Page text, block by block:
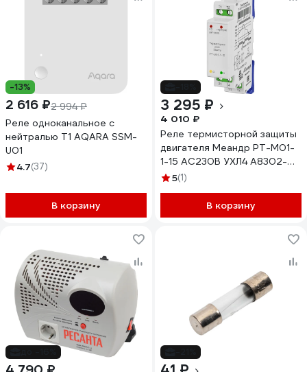
-13%
2 616 ₽2 994 ₽
Реле одноканальное с
нейтралью Т1 AQARA SSM-
U01
4.7(37)
В корзину
3 295 ₽
4 010 ₽
Реле термисторной защиты
двигателя Меандр РТ-М01-
1-15 AC230В УХЛ4 A8302-
16939183
5(1)
В корзину